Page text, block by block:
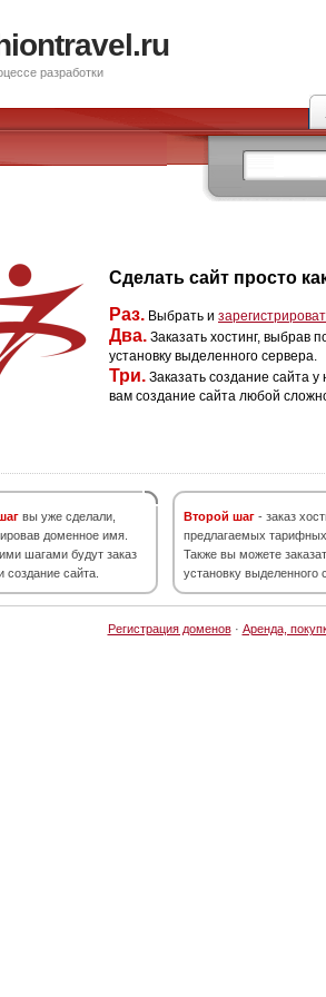
разработки
Сделать сайт просто
Раз. Выбрать и
Два. Заказать хостинг, выбрав
установку выделенного сервера.
Три. Заказать создание сайта
вам создание сайта любой
вы уже сделали,
доменное имя.
шагами будут заказ
создание сайта.
Второй шаг - заказ
предлагаемых тарифных
Также вы можете
установку выделенного
Регистрация доменов· Аренда,